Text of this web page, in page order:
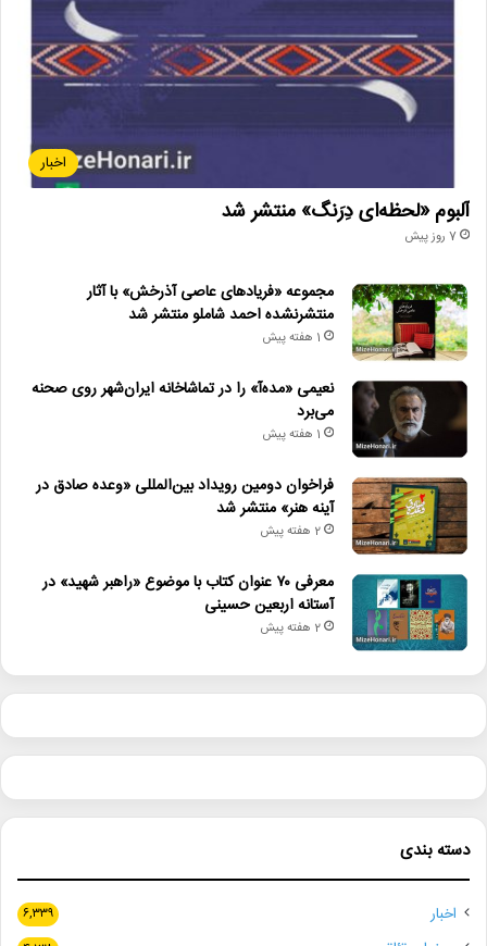
اخبار
آلبوم «لحظه‌ای دِرَنگ» منتشر شد
7 روز پیش
مجموعه «فریادهای عاصی آذرخش» با آثار
منتشرنشده احمد شاملو منتشر شد
1 هفته پیش
نعیمی «مده‌آ» را در تماشاخانه ایران‌شهر روی صحنه
می‌برد
1 هفته پیش
فراخوان دومین رویداد بین‌المللی «وعده صادق در
آینه هنر» منتشر شد
2 هفته پیش
معرفی ۷۰ عنوان کتاب با موضوع «راهبر شهید» در
آستانه اربعین حسینی
2 هفته پیش
دسته بندی
اخبار ۶,۳۳۹